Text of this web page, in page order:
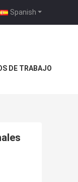
Spanish
DE TRABAJO